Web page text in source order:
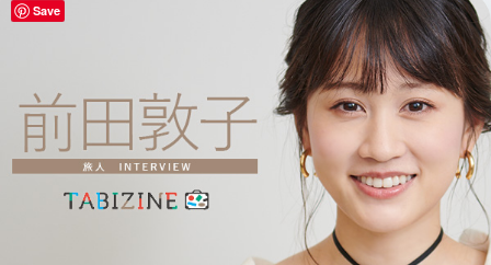
Save